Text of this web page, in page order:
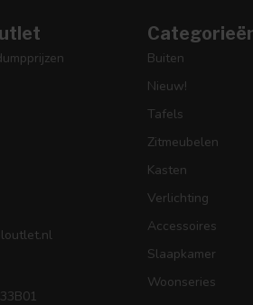
Buiten
Nieuw!
Tafels
Zitmeubelen
Kasten
Verlichting
Accessoires
Slaapkamer
Woonseries